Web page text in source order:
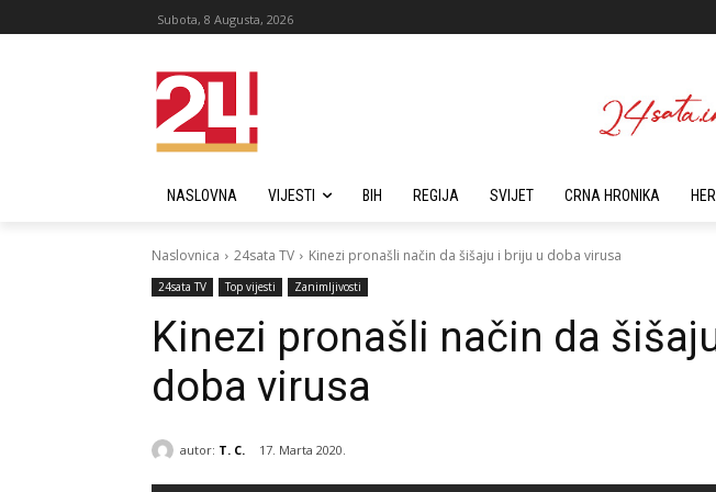
Subota, 8 Augusta, 2026
NASLOVNA VIJESTI BIH REGIJA SVIJET CRNA HRONIKA
Naslovnica 24sata TV Kinezi pronašli način da šišaju i briju u doba virusa
24sata TV Top vijesti Zanimljivosti
Kinezi pronašli način da
doba virusa
autor: T. C. 17. Marta 2020.